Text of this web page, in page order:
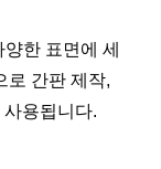
한 표면에 세
로 간판 제작,
용됩니다.